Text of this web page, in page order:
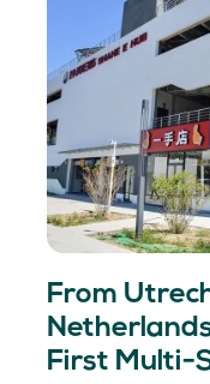
From
First Multi-